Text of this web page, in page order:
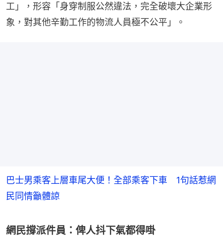
工」，形容「身穿制服公然違法，完全破壞大企業形
象，對其他辛勤工作的物流人員極不公平」。
巴士男乘客上層車尾大便！全部乘客下車 1句話惹網
民同情籲體諒
網民撐派件員：俾人抖下氣都得啩